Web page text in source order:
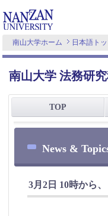
南山大学ホーム 日本語ト
南山大学 法務研
TOP
News &
3月2日 10時から